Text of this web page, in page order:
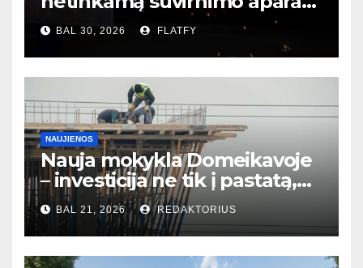
– ir to net nesupranta?
BAL 30, 2026 FLATFY
NAUJIENOS
Nauja mokykla Domeikavoje
– investicija ne tik į pastatą,
bet ir į bendruomenės ateitį
BAL 21, 2026 REDAKTORIUS